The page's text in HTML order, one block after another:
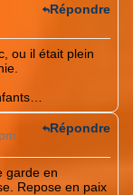
ou il était plein
Répondre
garde en
Repose en paix
Répondre